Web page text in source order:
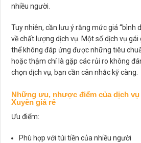
nhiều người.
Tuy nhiên, cần lưu ý rằng mức giá “bình
về chất lượng dịch vụ. Một số dịch vụ gái
thể không đáp ứng được những tiêu
hoặc thậm chí là gặp các rủi ro không
chọn dịch vụ, bạn cần cân nhắc kỹ càng.
Những ưu, nhược điểm của dịch
Xuyên giá rẻ
Ưu điểm:
Phù hợp với túi tiền của nhiều người